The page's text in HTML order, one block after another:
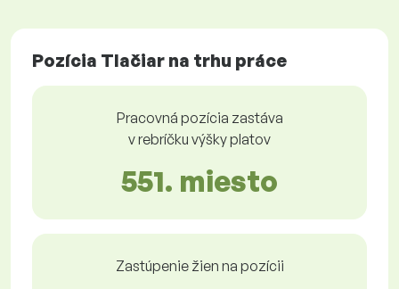
Pozícia Tlačiar na trhu práce
Pracovná pozícia zastáva
v rebríčku výšky platov
551. miesto
Zastúpenie žien na pozícii